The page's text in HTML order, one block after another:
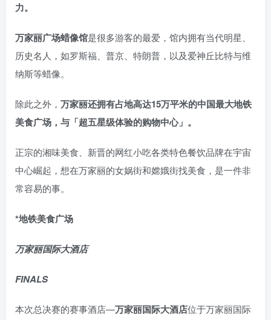
力。
万家丽广场蜡像馆是很多游客的最爱，馆内拥有当代明星、
历史名人，如罗斯福、普京、特朗普，以及爱神丘比特与维
纳斯等蜡像。
除此之外， 万家丽还拥有占地高达15万平米的中国最大地铁
美食广场，与「超五星级体验的购物中心」。
正宗的湘味美食、新晋的网红小吃各类特色餐饮品牌在宇宙
中心崛起，想在万家丽的女娲街和嫦娥街找美食，是一件非
常容易的事。
*地铁美食广场
万家丽国际大酒店
FINALS
本次总决赛的赛事酒店—万家丽国际大酒店位于万家丽国际